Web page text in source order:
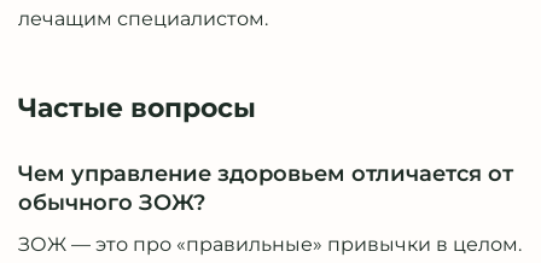
лечащим специалистом.
Частые вопросы
Чем управление здоровьем отличается от
обычного ЗОЖ?
ЗОЖ — это про «правильные» привычки в целом.